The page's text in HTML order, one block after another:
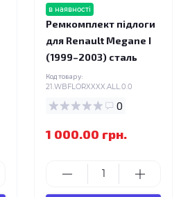
в наявності
Ремкомплект підлоги
для Renault Megane I
(1999–2003) сталь
Код товару:
21.WBFLORXXXX.ALL.0.0
0
1 000.00 грн.